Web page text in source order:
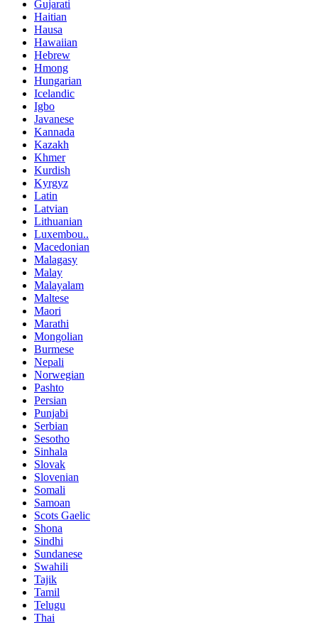
Gujarati
Haitian
Hausa
Hawaiian
Hebrew
Hmong
Hungarian
Icelandic
Igbo
Javanese
Kannada
Kazakh
Khmer
Kurdish
Kyrgyz
Latin
Latvian
Lithuanian
Luxembou..
Macedonian
Malagasy
Malay
Malayalam
Maltese
Maori
Marathi
Mongolian
Burmese
Nepali
Norwegian
Pashto
Persian
Punjabi
Serbian
Sesotho
Sinhala
Slovak
Slovenian
Somali
Samoan
Scots Gaelic
Shona
Sindhi
Sundanese
Swahili
Tajik
Tamil
Telugu
Thai